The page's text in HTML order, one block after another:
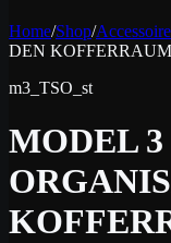
Home/Shop/
DEN
m3_TSO_st
MODEL 3